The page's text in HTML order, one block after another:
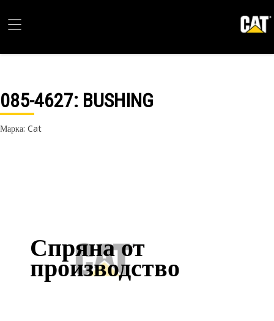
085-4627: BUSHING
Марка: Cat
Спряна от
производство